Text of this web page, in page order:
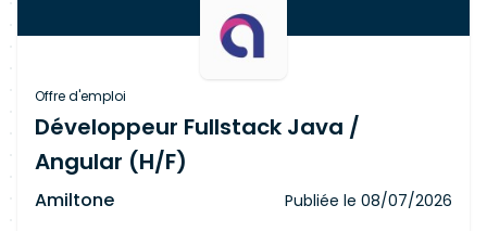
Offre d'emploi
Développeur Fullstack Java /
Angular (H/F)
Amiltone Publiée le 08/07/2026